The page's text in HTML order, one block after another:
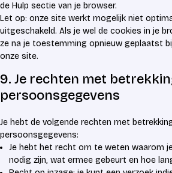
de Hulp sectie van je browser.
Let op: onze site werkt mogelijk niet
uitgeschakeld. Als je wel de cookies in je
ze na je toestemming opnieuw geplaatst
onze site.
9. Je rechten met
persoonsgegevens
Je hebt de volgende rechten met
persoonsgegevens:
Je hebt het recht om te weten waarom
nodig zijn, wat ermee gebeurt en hoe